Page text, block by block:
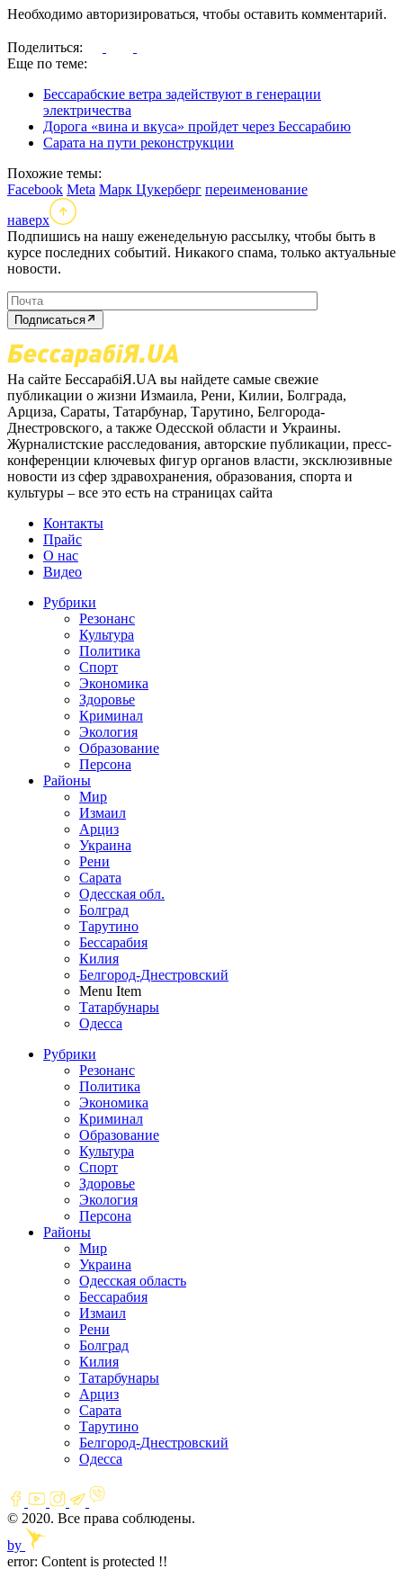
Необходимо авторизироваться, чтобы оставить комментарий.
Поделиться:
Еще по теме:
Бессарабские ветра задействуют в генерации
электричества
Дорога «вина и вкуса» пройдет через Бессарабию
Сарата на пути реконструкции
Похожие темы:
Facebook Meta Марк Цукерберг переименование
наверх
Подпишись на нашу еженедельную рассылку, чтобы быть в
курсе последних событий. Никакого спама, только актуальные
новости.
Подписаться
На сайте БессарабіЯ.UA вы найдете самые свежие
публикации о жизни Измаила, Рени, Килии, Болграда,
Арциза, Сараты, Татарбунар, Тарутино, Белгорода-
Днестровского, а также Одесской области и Украины.
Журналистские расследования, авторские публикации, пресс-
конференции ключевых фигур органов власти, эксклюзивные
новости из сфер здравохранения, образования, спорта и
культуры – все это есть на страницах сайта
Контакты
Прайс
О нас
Видео
Рубрики
Резонанс
Культура
Политика
Спорт
Экономика
Здоровье
Криминал
Экология
Образование
Персона
Районы
Мир
Измаил
Арциз
Украина
Рени
Сарата
Одесская обл.
Болград
Тарутино
Бессарабия
Килия
Белгород-Днестровский
Menu Item
Татарбунары
Одесса
Рубрики
Резонанс
Политика
Экономика
Криминал
Образование
Культура
Спорт
Здоровье
Экология
Персона
Районы
Мир
Украина
Одесская область
Бессарабия
Измаил
Рени
Болград
Килия
Татарбунары
Арциз
Сарата
Тарутино
Белгород-Днестровский
Одесса
© 2020. Все права соблюдены.
by
error: Content is protected !!